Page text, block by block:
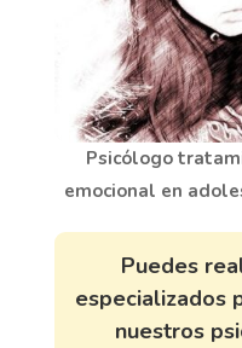
Psicólogo
emocional en
Puedes
especializados
nuestros